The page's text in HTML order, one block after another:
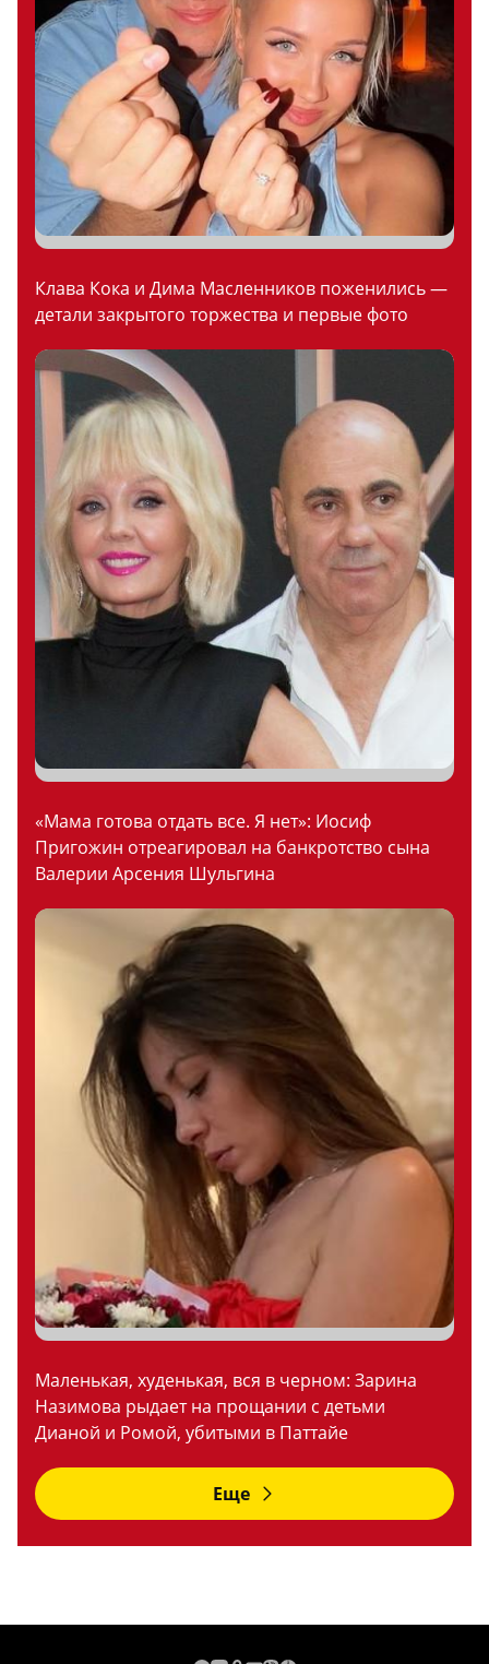
Клава Кока и Дима Масленников поженились —
детали закрытого торжества и первые фото
«Мама готова отдать все. Я нет»: Иосиф
Пригожин отреагировал на банкротство сына
Валерии Арсения Шульгина
Маленькая, худенькая, вся в черном: Зарина
Назимова рыдает на прощании с детьми
Дианой и Ромой, убитыми в Паттайе
Еще